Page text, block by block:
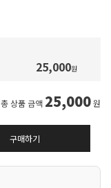
25,000원
총 상품 금액 25,000원
구매하기